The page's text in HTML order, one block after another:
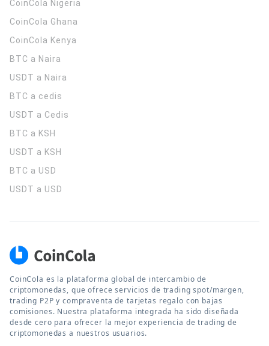
CoinCola Nigeria
CoinCola Ghana
CoinCola Kenya
BTC a Naira
USDT a Naira
BTC a cedis
USDT a Cedis
BTC a KSH
USDT a KSH
BTC a USD
USDT a USD
CoinCola es la plataforma global de intercambio de
criptomonedas, que ofrece servicios de trading spot/margen,
trading P2P y compraventa de tarjetas regalo con bajas
comisiones. Nuestra plataforma integrada ha sido diseñada
desde cero para ofrecer la mejor experiencia de trading de
criptomonedas a nuestros usuarios.